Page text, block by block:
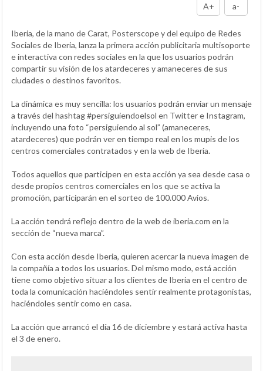
A+ a-
Iberia, de la mano de Carat, Posterscope y del equipo de Redes
Sociales de Iberia, lanza la primera acción publicitaria multisoporte
e interactiva con redes sociales en la que los usuarios podrán
compartir su visión de los atardeceres y amaneceres de sus
ciudades o destinos favoritos.
La dinámica es muy sencilla: los usuarios podrán enviar un mensaje
a través del hashtag #persiguiendoelsol en Twitter e Instagram,
incluyendo una foto “persiguiendo al sol” (amaneceres,
atardeceres) que podrán ver en tiempo real en los mupis de los
centros comerciales contratados y en la web de Iberia.
Todos aquellos que participen en esta acción ya sea desde casa o
desde propios centros comerciales en los que se activa la
promoción, participarán en el sorteo de 100.000 Avios.
La acción tendrá reflejo dentro de la web de iberia.com en la
sección de “nueva marca”.
Con esta acción desde Iberia, quieren acercar la nueva imagen de
la compañía a todos los usuarios. Del mismo modo, está acción
tiene como objetivo situar a los clientes de Iberia en el centro de
toda la comunicación haciéndoles sentir realmente protagonistas,
haciéndoles sentir como en casa.
La acción que arrancó el día 16 de diciembre y estará activa hasta
el 3 de enero.